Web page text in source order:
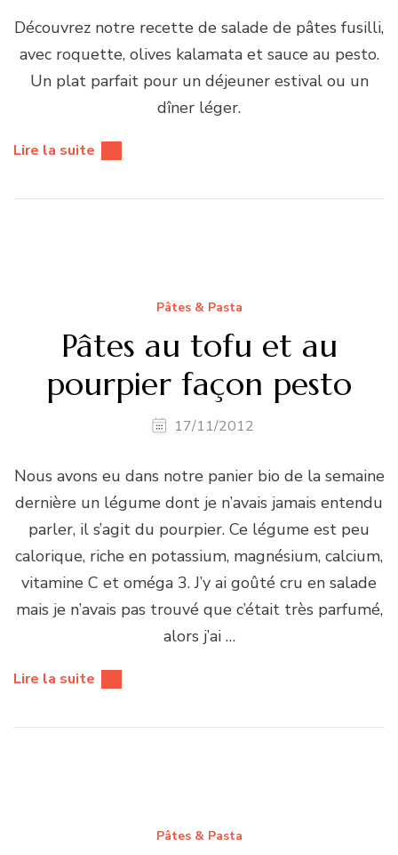
Découvrez notre recette de salade de pâtes fusilli,
avec roquette, olives kalamata et sauce au pesto.
Un plat parfait pour un déjeuner estival ou un
dîner léger.
Lire la suite
Pâtes & Pasta
Pâtes au tofu et au
pourpier façon pesto
17/11/2012
Nous avons eu dans notre panier bio de la semaine
dernière un légume dont je n’avais jamais entendu
parler, il s’agit du pourpier. Ce légume est peu
calorique, riche en potassium, magnésium, calcium,
vitamine C et oméga 3. J’y ai goûté cru en salade
mais je n’avais pas trouvé que c’était très parfumé,
alors j’ai …
Lire la suite
Pâtes & Pasta